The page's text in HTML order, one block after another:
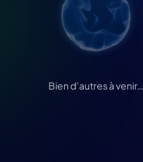
Bien d’autres à venir…